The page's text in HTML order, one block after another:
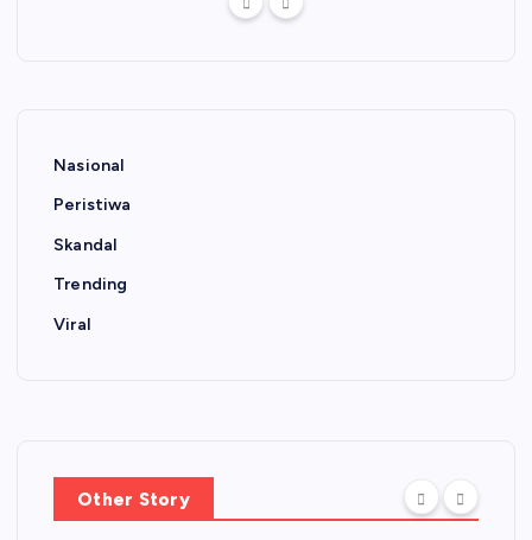
Nasional
Peristiwa
Skandal
Trending
Viral
Other Story